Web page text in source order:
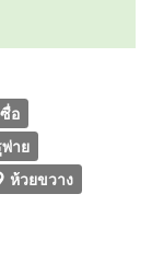
อ
าย
ห้วยขวาง